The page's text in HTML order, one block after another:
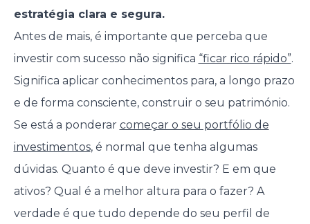
estratégia clara e segura.
Antes de mais, é importante que perceba que
investir com sucesso não significa “ficar rico rápido”.
Significa aplicar conhecimentos para, a longo prazo
e de forma consciente, construir o seu património.
Se está a ponderar começar o seu portfólio de
investimentos, é normal que tenha algumas
dúvidas. Quanto é que deve investir? E em que
ativos? Qual é a melhor altura para o fazer? A
verdade é que tudo depende do seu perfil de